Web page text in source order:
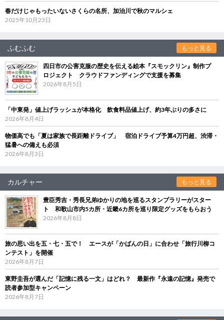
春だけじゃもったいないさくらの名所、加治川で秋のマルシェ
2025年10月23日
ふむふむ もっと見る
四日市の公害克服の歴史を伝える絵本『スモックリン』制作プ
ロジェクト クラウドファンディングで支援を募集
2026年8月5日
「中東発」値上げラッシュが本格化 飲食料品値上げ、約3年ぶりの多さに
2026年8月4日
物価高でも「夏は家族で長距離ドライブ」 宿泊ドライブ予算4万円超、渋滞・
猛暑への備えも必須
2026年8月3日
カルチャー もっと見る
豊臣秀吉・秀長兄弟ゆかりの地を巡るスタンプラリーがスター
ト 和歌山市内5カ所・近畿6カ所を巡り限定グッズをもらおう
2026年8月8日
旅の思い出を五・七・五で！ エースが「かばんの日」に合わせ「旅行川柳コ
ンテスト」を開催
2026年8月7日
東野圭吾が選んだ「記憶に残る一文」はどれ？ 最新作『永遠の記憶』発売で
読者参加型キャンペーン
2026年8月7日